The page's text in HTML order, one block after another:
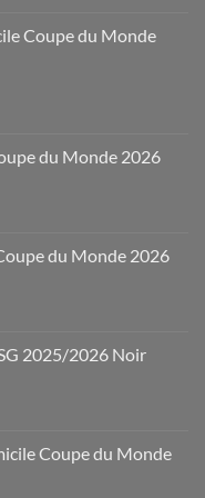
Coupe du Monde
du Monde 2026
du Monde 2026
2025/2026 Noir
Coupe du Monde